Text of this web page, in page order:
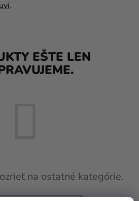
.
EŠTE LEN
na ostatné kategórie.